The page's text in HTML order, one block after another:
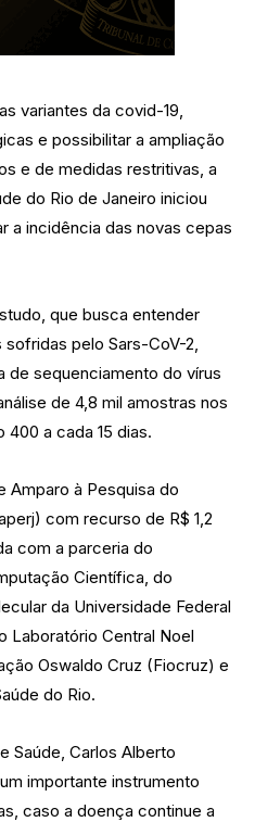
variantes da covid-19,
e possibilitar a ampliação
e de medidas restritivas, a
do Rio de Janeiro iniciou
a incidência das novas cepas
que busca entender
pelo Sars-CoV-2,
de sequenciamento do vírus
de 4,8 mil amostras nos
a cada 15 dias.
Amparo à Pesquisa do
com recurso de R$ 1,2
com a parceria do
Científica, do
da Universidade Federal
Laboratório Central Noel
Oswaldo Cruz (Fiocruz) e
do Rio.
Saúde, Carlos Alberto
importante instrumento
caso a doença continue a